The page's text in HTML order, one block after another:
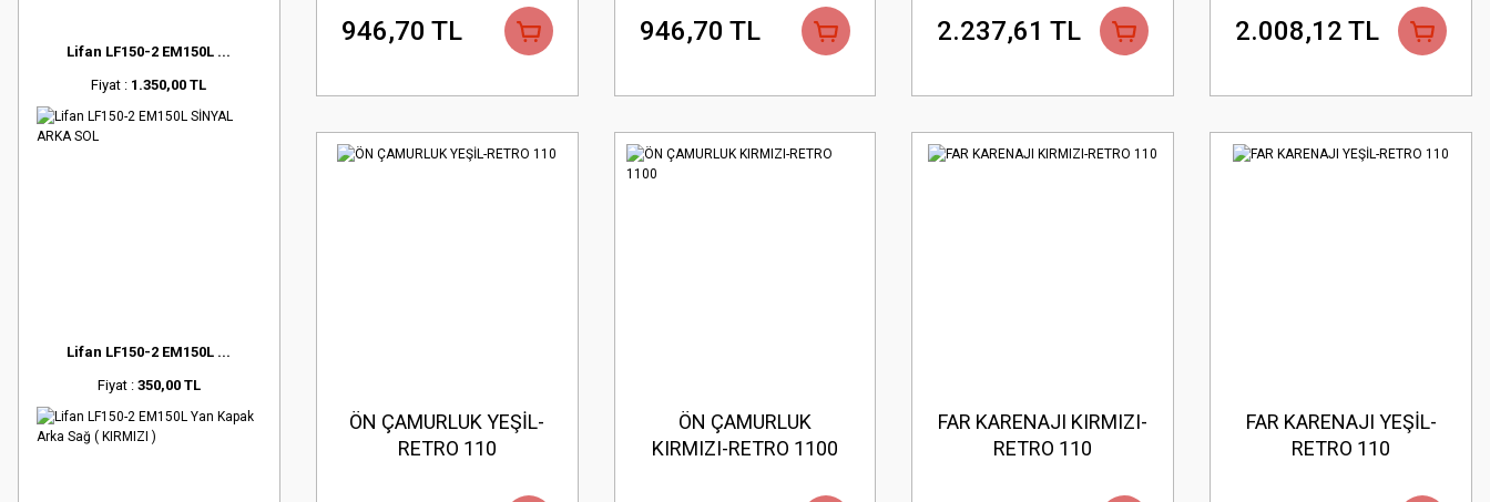
Lifan LF150-2 EM150L ...
Fiyat : 1.350,00 TL
Lifan LF150-2 EM150L ...
Fiyat : 350,00 TL
946,70 TL 946,70 TL 2.237,61 TL 2.008,12 TL
ÖN ÇAMURLUK YEŞİL-
RETRO 110
ÖN ÇAMURLUK
KIRMIZI-RETRO 1100
FAR KARENAJI KIRMIZI-
RETRO 110
FAR KARENAJI YEŞİL-
RETRO 110